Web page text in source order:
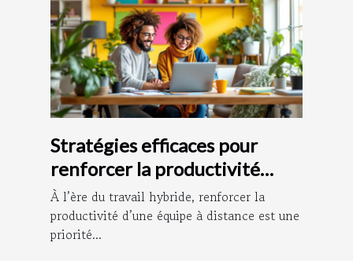
Stratégies efficaces pour
renforcer la productivité
d’équipe à distance
À l’ère du travail hybride, renforcer la
productivité d’une équipe à distance est une
priorité...